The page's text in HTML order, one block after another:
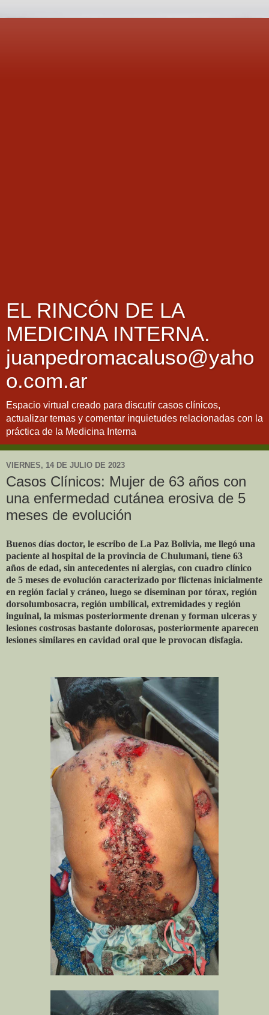
EL RINCÓN DE LA
MEDICINA INTERNA.
juanpedromacaluso@yaho
o.com.ar
Espacio virtual creado para discutir casos clínicos,
actualizar temas y comentar inquietudes relacionadas con la
práctica de la Medicina Interna
VIERNES, 14 DE JULIO DE 2023
Casos Clínicos: Mujer de 63 años con
una enfermedad cutánea erosiva de 5
meses de evolución
Buenos días doctor, le escribo de La Paz Bolivia, me llegó una
paciente al hospital de la provincia de Chulumani, tiene 63
años de edad, sin antecedentes ni alergias, con cuadro clínico
de 5 meses de evolución caracterizado por flictenas inicialmente
en región facial y cráneo, luego se diseminan por tórax, región
dorsolumbosacra, región umbilical, extremidades y región
inguinal, la mismas posteriormente drenan y forman ulceras y
lesiones costrosas bastante dolorosas, posteriormente aparecen
lesiones similares en cavidad oral que le provocan disfagia.